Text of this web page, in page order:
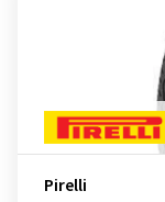
Pirelli